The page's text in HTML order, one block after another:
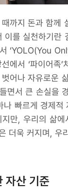
까지 돈과 함께
이를 실천하기
‘YOLO(You
에서 ‘파이어
어나 자유로운
면서 큰 손실을
나 빠르게 경제
만, 우리의 삶
더욱 커지며,
자산 기준